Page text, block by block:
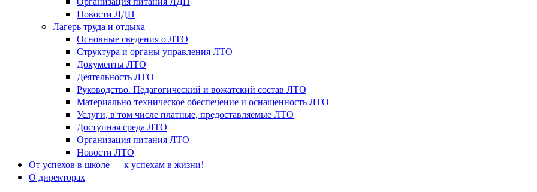
Новости ЛДП
Лагерь труда и отдыха
Основные сведения о ЛТО
Структура и органы управления ЛТО
Документы ЛТО
Деятельность ЛТО
Руководство. Педагогический и вожатский состав ЛТО
Материально-техническое обеспечение и оснащенность ЛТО
Услуги, в том числе платные, предоставляемые ЛТО
Доступная среда ЛТО
Организация питания ЛТО
Новости ЛТО
От успехов в школе — к успехам в жизни!
О директорах